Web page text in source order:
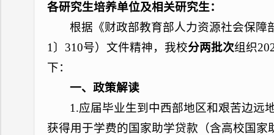
各研究生培养单位及相关研究生：
根据《财政部教育部人力资源社会保
1〕310号）文件精神，我校分两批次组织
下：
一、政策解读
1.应届毕业生到中西部地区和艰苦边远
获得用于学费的国家助学贷款（含高校国